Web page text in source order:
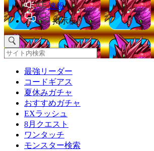
速報
掲示板
最強リーダー
コードギアス
夏休みガチャ
おすすめガチャ
EXラッシュ
8月クエスト
ワンタッチ
モンスター検索